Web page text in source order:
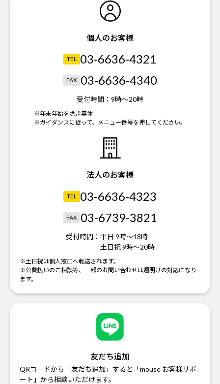
個人のお客様
TEL 03-6636-4321
FAX 03-6636-4340
受付時間： 9時～20時
※年末年始を除き無休
※ガイダンスに従って、メニュー番号を押してください。
法人のお客様
TEL 03-6636-4323
FAX 03-6739-3821
受付時間： 平日 9時～18時
土日祝 9時～20時
※土日祝は個人窓口へ転送されます。
※公費払いのご相談等、一部のお問い合わせは週明けの対応になり
ます。
友だち追加
QRコードから「友だち追加」すると「mouse お客様サポ
ート」から相談いただけます。